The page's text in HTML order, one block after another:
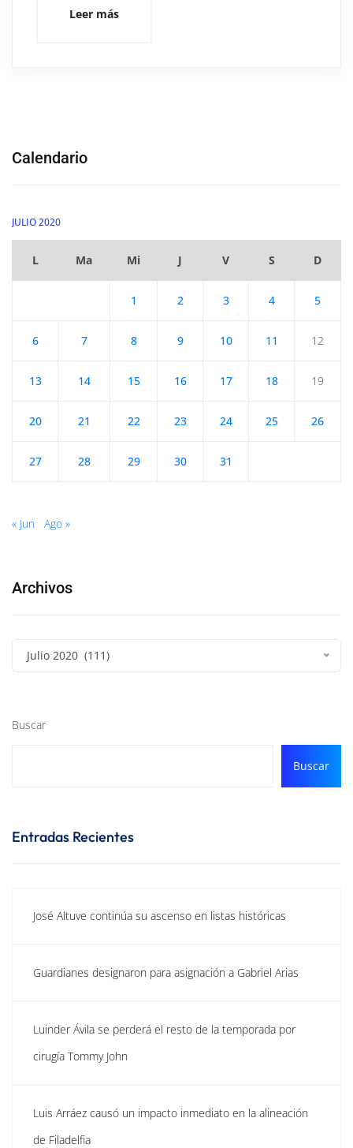
Leer más
Calendario
JULIO 2020
L Ma Mi J V S D
1 2 3 4 5
6 7 8 9 10 11 12
13 14 15 16 17 18 19
20 21 22 23 24 25 26
27 28 29 30 31
« Jun Ago »
Archivos
Julio 2020 (111)
Buscar
Buscar
Entradas Recientes
José Altuve continúa su ascenso en listas históricas
Guardianes designaron para asignación a Gabriel Arias
Luinder Ávila se perderá el resto de la temporada por
cirugía Tommy John
Luis Arráez causó un impacto inmediato en la alineación
de Filadelfia